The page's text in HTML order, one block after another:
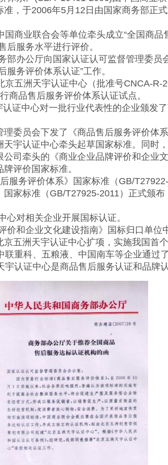
，于2006年5月12日由国家商务部正
商业联合会等单位牵头成立“全国商品
后服务水平进行评价。
办公厅向国家认证认可监督管理委员
务评价体系认证”工作。
五洲天宇认证中心（批准号CNCA-R-
商品售后服务评价体系认证试点。
证中心对一批行业代表性的企业颁发
委员会下发了《商品售后服务评价体
宇认证中心牵头起草国家标准。同时
司牵头的《商业企业品牌评价和企业
评价国家标准。
服务评价体系》国家标准（GB/
家标准（GB/T27925-2011）正式颁
对相关企业开展国标认证。
和企业文化建设指南》国标归口单位
五洲天宇认证中心扩项，实施我国首
重科、五粮液、中国南车等企业通过了
认证中心是商品售后服务认证和品牌认